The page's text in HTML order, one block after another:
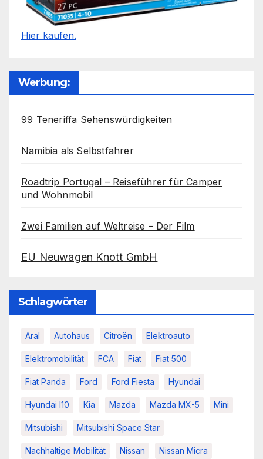
Hier kaufen.
Werbung:
99 Teneriffa Sehenswürdigkeiten
Namibia als Selbstfahrer
Roadtrip Portugal – Reiseführer für Camper
und Wohnmobil
Zwei Familien auf Weltreise – Der Film
EU Neuwagen Knott GmbH
Schlagwörter
Aral Autohaus Citroën Elektroauto
Elektromobilität FCA Fiat Fiat 500
Fiat Panda Ford Ford Fiesta Hyundai
Hyundai I10 Kia Mazda Mazda MX-5 Mini
Mitsubishi Mitsubishi Space Star
Nachhaltige Mobilität Nissan Nissan Micra